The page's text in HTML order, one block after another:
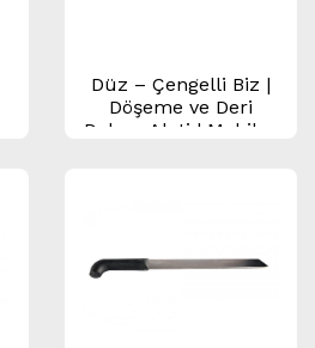
Düz – Çengelli Biz |
Döşeme ve Deri
Delme Aleti | Mobilya